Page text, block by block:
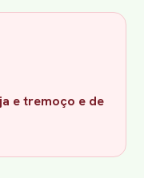
e tremoço e de